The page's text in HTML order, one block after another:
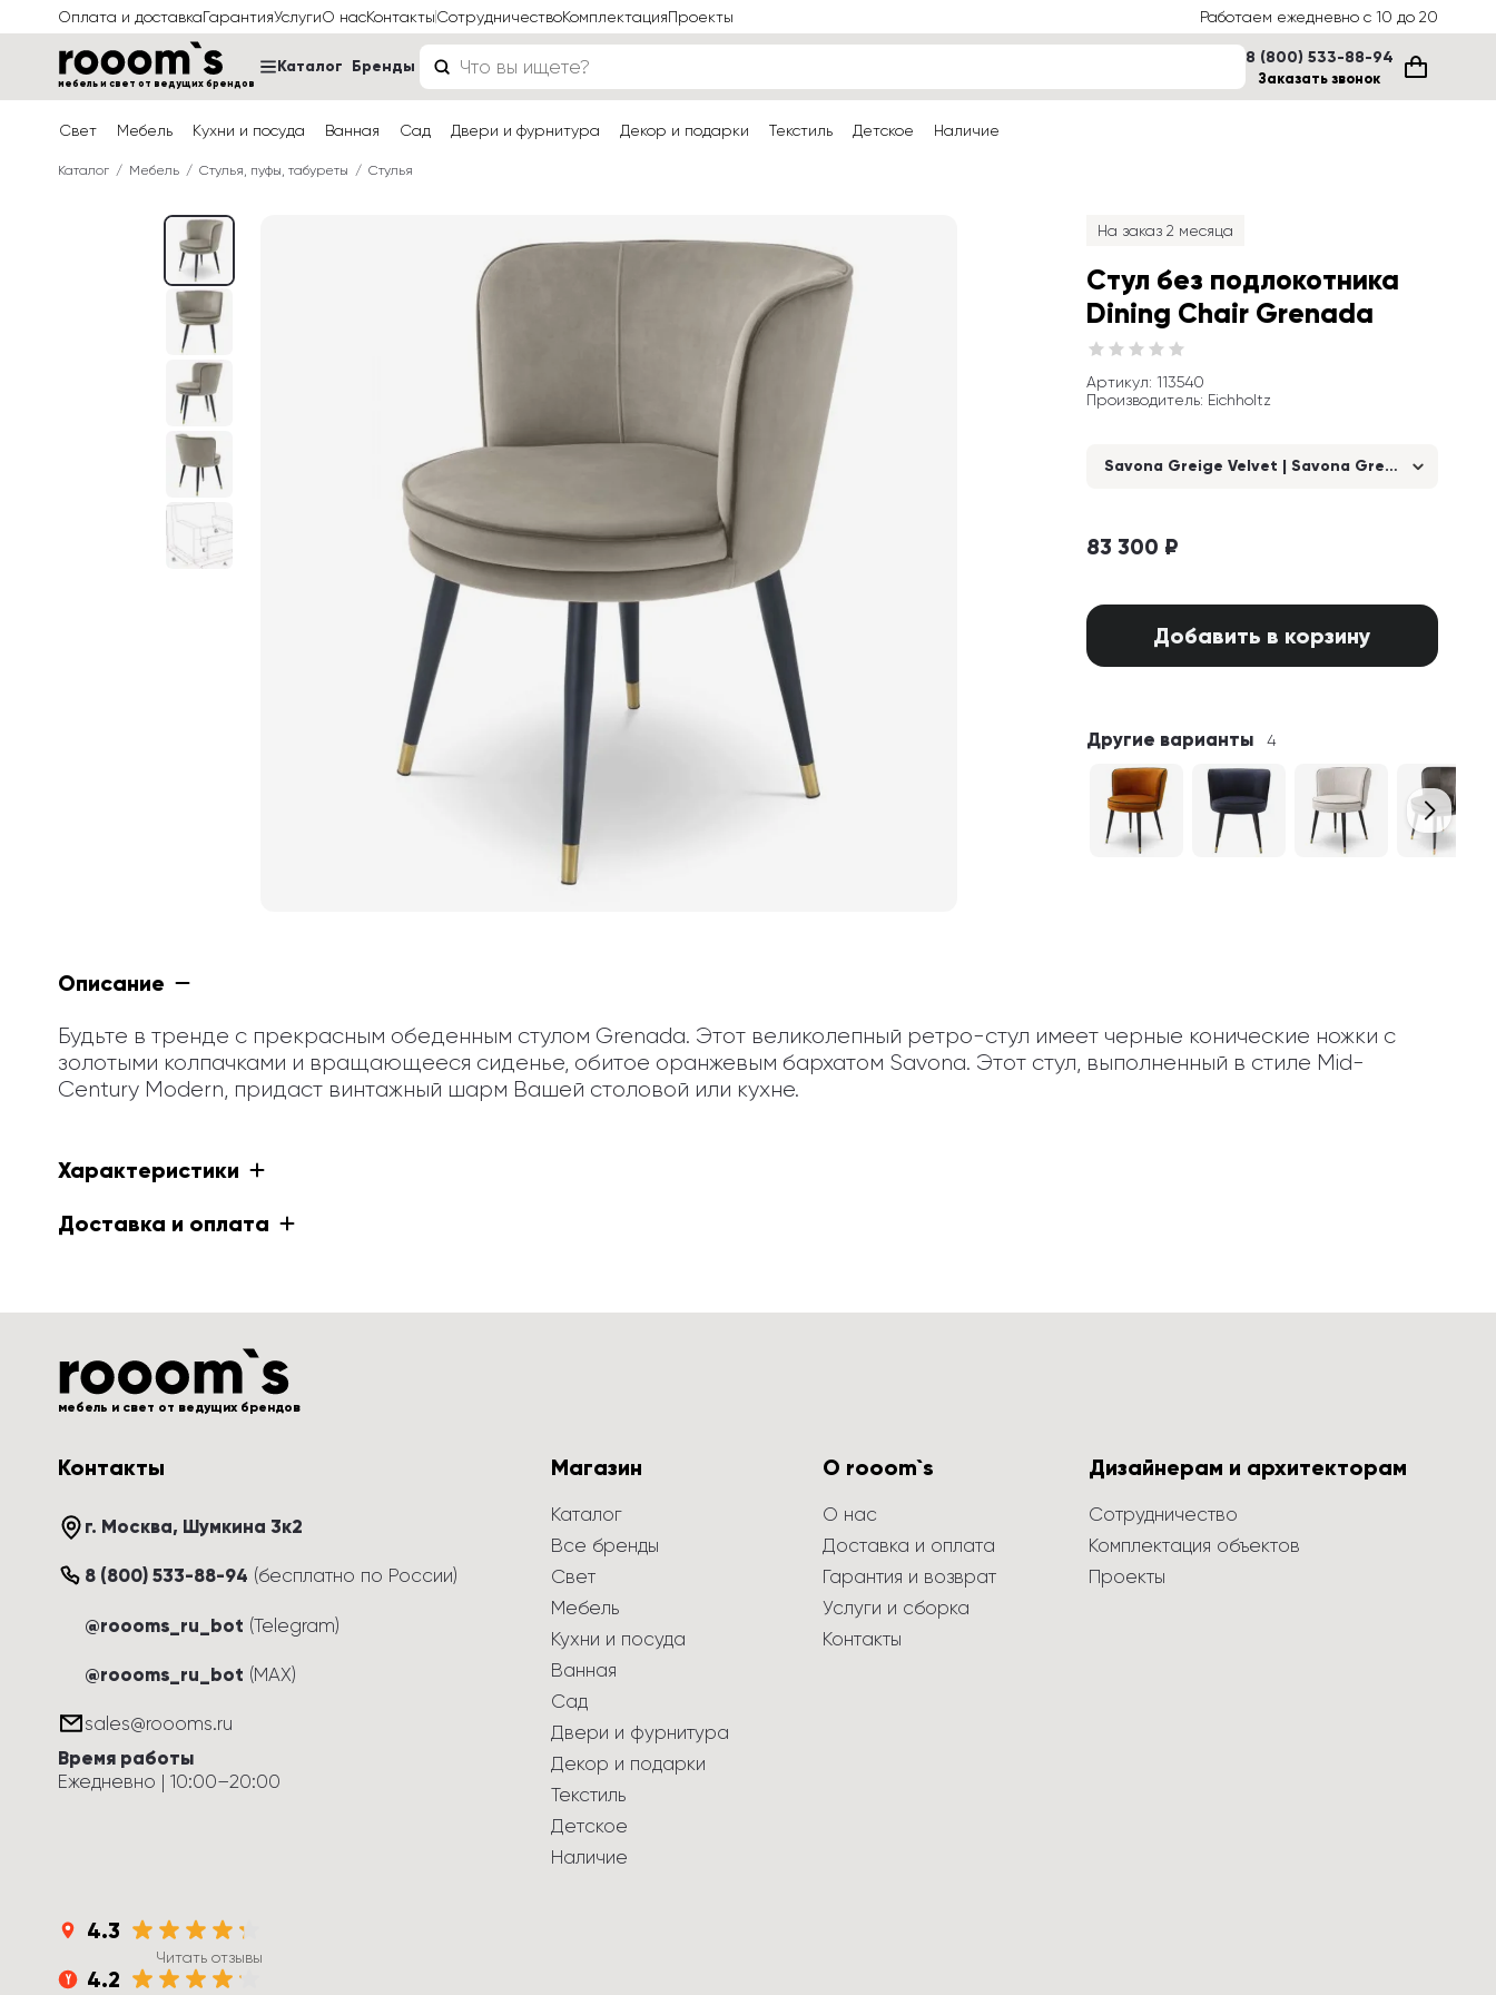
Оплата и доставкаГарантияУслугиО насКонтактыСотрудничествоКомплектацияПроекты Работаем ежедневно с 10 до 20
мебель и свет от ведущих брендов
Каталог Бренды 8 (800) 533-88-94
Заказать звонок
Свет Мебель Кухни и посуда Ванная Сад Двери и фурнитура Декор и подарки Текстиль Детское Наличие
Каталог Мебель Стулья, пуфы, табуреты Стулья
На заказ 2 месяца
Стул без подлокотника
Dining Chair Grenada
Артикул: 113540
Производитель: Eichholtz
Savona Greige Velvet | Savona Grey Velvet
83 300 ₽
Добавить в корзину
Другие варианты 4
Описание
Будьте в тренде с прекрасным обеденным стулом Grenada. Этот великолепный ретро-стул имеет черные конические ножки с
золотыми колпачками и вращающееся сиденье, обитое оранжевым бархатом Savona. Этот стул, выполненный в стиле Mid-
Century Modern, придаст винтажный шарм Вашей столовой или кухне.
Характеристики
Доставка и оплата
мебель и свет от ведущих брендов
Контакты
г. Москва, Шумкина 3к2
8 (800) 533-88-94 (бесплатно по России)
@roooms_ru_bot (Telegram)
@roooms_ru_bot (MAX)
sales@roooms.ru
Время работы
Ежедневно | 10:00–20:00
4.3
Читать отзывы
4.2
Магазин
Каталог
Все бренды
Свет
Мебель
Кухни и посуда
Ванная
Сад
Двери и фурнитура
Декор и подарки
Текстиль
Детское
Наличие
О rooom`s
О нас
Доставка и оплата
Гарантия и возврат
Услуги и сборка
Контакты
Дизайнерам и архитекторам
Сотрудничество
Комплектация объектов
Проекты